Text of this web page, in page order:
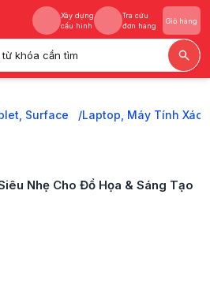
Xây dựng
cấu hình
Tra cứu
đơn hàng
Giỏ hàng
khóa cần tìm
Xây dựng
Tra cứu
kế siêu nhẹ, Intel Core Ultra, AI PC và
Surface Laptop, Máy Tính
Nhẹ Cho Đồ Họa & Sáng Tạo